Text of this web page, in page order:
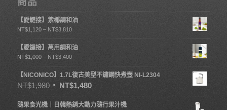
【愛鏈接】紫椰調和油
NT$1,120 – NT$3,810
【愛鏈接】萬用調和油
NT$1,000 – NT$3,400
【NICONICO】1.7L復古美型不鏽鋼快煮壺 NI-L2304
NT$1,980 NT$1,480
隨果食光機｜日韓熱銷大動力隨行果汁機